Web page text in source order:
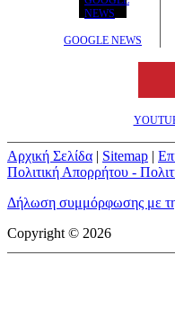
GOOGLE NEWS
Αρχική Σελίδα | Sitemap |
Πολιτική Απορρήτου -
Δήλωση συμμόρφωσης με
Copyright © 2026